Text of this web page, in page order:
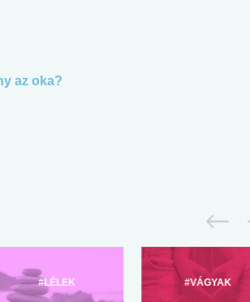
az oka?
#LÉLEK #VÁGYAK
teszt -